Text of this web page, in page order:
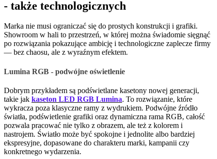
- także technologicznych
Marka nie musi ograniczać się do prostych konstrukcji i grafiki.
Showroom w hali to przestrzeń, w której można świadomie sięgnąć
po rozwiązania pokazujące ambicję i technologiczne zaplecze firmy
— bez chaosu, ale z wyraźnym efektem.
Lumina RGB - podwójne oświetlenie
Dobrym przykładem są podświetlane kasetony nowej generacji,
takie jak kaseton LED RGB Lumina. To rozwiązanie, które
wykracza poza klasyczne ramy z wydrukiem. Podwójne źródło
światła, podświetlenie grafiki oraz dynamiczna rama RGB, całość
pozwala pracować nie tylko z obrazem, ale też z kolorem i
nastrojem. Światło może być spokojne i jednolite albo bardziej
ekspresyjne, dopasowane do charakteru marki, kampanii czy
konkretnego wydarzenia.